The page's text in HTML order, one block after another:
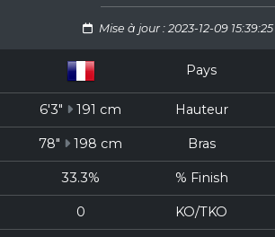
Mise à jour : 2023-12-09 15:39:25
Pays
6'3" 191 cm Hauteur
78" 198 cm Bras
33.3% % Finish
0 KO/TKO